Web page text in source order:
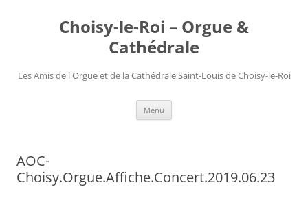
Choisy-le-Roi – Orgue &
Cathédrale
Les Amis de l'Orgue et de la Cathédrale Saint-Louis de Choisy-le-Roi
Menu
AOC-
Choisy.Orgue.Affiche.Concert.2019.06.23